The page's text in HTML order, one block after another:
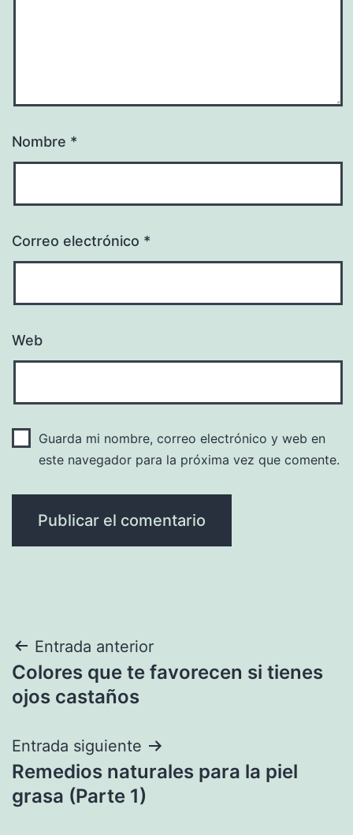
Nombre *
Correo electrónico *
Web
Guarda mi nombre, correo electrónico y web en
este navegador para la próxima vez que comente.
Navegación
de
Entrada anterior
Colores que te favorecen si tienes
ojos castaños
Entrada siguiente
Remedios naturales para la piel
grasa (Parte 1)